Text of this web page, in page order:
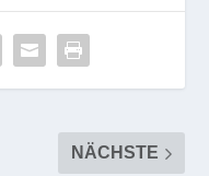
NÄCHSTE